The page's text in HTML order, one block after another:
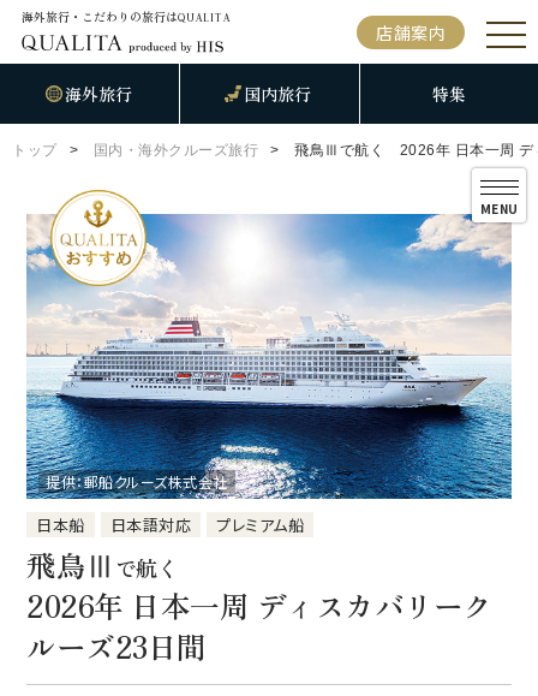
海外旅行・こだわりの旅行はQUALITA
店舗案内
海外旅行 国内旅行 特集
トップ 国内・海外クルーズ旅行 飛鳥Ⅲで航く 2026年 日本一周 デ
MENU
日本船 日本語対応 プレミアム船
飛鳥Ⅲ で航く
2026年 日本一周 ディスカバリーク
ルーズ23日間
提供：郵船クルーズ株式会社